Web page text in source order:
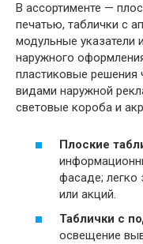
В ассортименте —
печатью, таблички с
модульные указатели
наружного
пластиковые решения
видами наружной
световые короба и
Плоские
фасаде; легко
или акций.
Таблички с
освещение